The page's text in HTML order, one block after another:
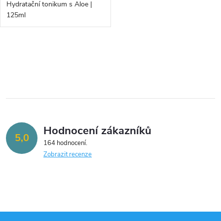
d
u
ů
d
t
ů
Hydratační tonikum s Aloe |
125ml
l
d
a
p
5,0 Hodnocení zákazníků
164 hodnocení
Zobrazit recenze